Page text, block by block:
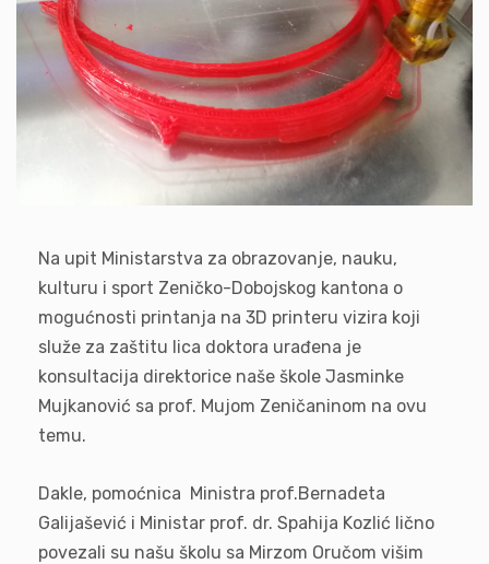
Na upit Ministarstva za obrazovanje, nauku,
kulturu i sport Zeničko-Dobojskog kantona o
mogućnosti printanja na 3D printeru vizira koji
služe za zaštitu lica doktora urađena je
konsultacija direktorice naše škole Jasminke
Mujkanović sa prof. Mujom Zeničaninom na ovu
temu.
Dakle, pomoćnica Ministra prof.Bernadeta
Galijašević i Ministar prof. dr. Spahija Kozlić lično
povezali su našu školu sa Mirzom Oručom višim